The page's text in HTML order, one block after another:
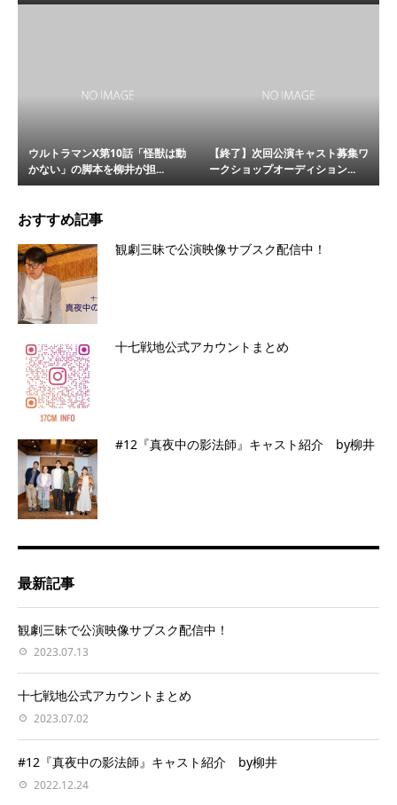
ウルトラマンX第10話「怪獣は動
かない」の脚本を柳井が担...
【終了】次回公演キャスト募集ワ
ークショップオーディション...
おすすめ記事
観劇三昧で公演映像サブスク配信中！
十七戦地公式アカウントまとめ
#12『真夜中の影法師』キャスト紹介 by柳井
最新記事
観劇三昧で公演映像サブスク配信中！
2023.07.13
十七戦地公式アカウントまとめ
2023.07.02
#12『真夜中の影法師』キャスト紹介 by柳井
2022.12.24